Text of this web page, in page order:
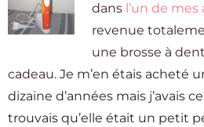
dans l’un de mes
revenue
une brosse à
cadeau. Je m’en étais acheté
dizaine d’années mais j’avais
trouvais qu’elle était un petit